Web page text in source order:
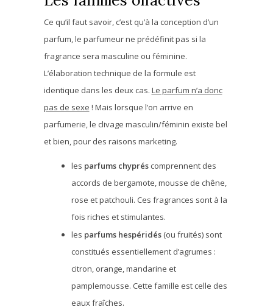
Ce qu’il faut savoir, c’est qu’à la conception d’un
parfum, le parfumeur ne prédéfinit pas si la
fragrance sera masculine ou féminine.
L’élaboration technique de la formule est
identique dans les deux cas. Le parfum n’a donc
pas de sexe ! Mais lorsque l’on arrive en
parfumerie, le clivage masculin/féminin existe bel
et bien, pour des raisons marketing.
les parfums chypréscomprennent des
accords de bergamote, mousse de chêne,
rose et patchouli. Ces fragrances sont à la
fois riches et stimulantes.
les parfums hespéridés(ou fruités) sont
constitués essentiellement d’agrumes :
citron, orange, mandarine et
pamplemousse. Cette famille est celle des
eaux fraîches.